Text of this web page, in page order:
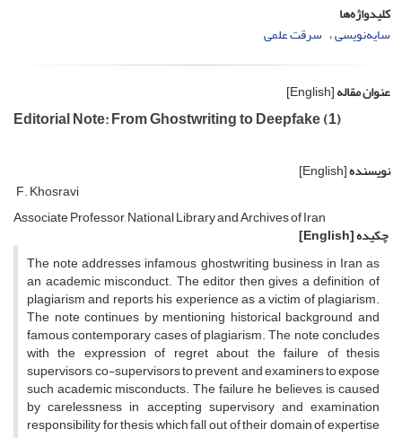
کلیدواژه‌ها
سایه‌نویسی سرقت علمی
عنوان مقاله[English]
Editorial Note: From Ghostwriting to Deepfake (1)
نویسنده[English]
F. Khosravi
Associate Professor, National Library and Archives of Iran
چکیده[English]
The note addresses infamous ghostwriting business in Iran as
an academic misconduct. The editor then gives a definition of
plagiarism and reports his experience as a victim of plagiarism.
The note continues by mentioning historical background and
famous contemporary cases of plagiarism. The note concludes
with the expression of regret about the failure of thesis
supervisors, co-supervisors to prevent, and examiners to expose
such academic misconducts. The failure, he believes, is caused
by carelessness in accepting supervisory and examination
responsibility for thesis which fall out of their domain of expertise